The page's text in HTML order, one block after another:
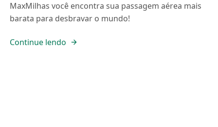
MaxMilhas você encontra sua passagem aérea mais
barata para desbravar o mundo!
Continue lendo